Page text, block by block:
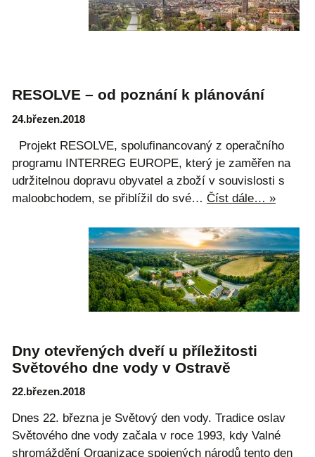
RESOLVE – od poznání k plánování
24.březen.2018
Projekt RESOLVE, spolufinancovaný z operačního
programu INTERREG EUROPE, který je zaměřen na
udržitelnou dopravu obyvatel a zboží v souvislosti s
maloobchodem, se přiblížil do své… Číst dále… »
Dny otevřených dveří u příležitosti
Světového dne vody v Ostravě
22.březen.2018
Dnes 22. března je Světový den vody. Tradice oslav
Světového dne vody začala v roce 1993, kdy Valné
shromáždění Organizace spojených národů tento den